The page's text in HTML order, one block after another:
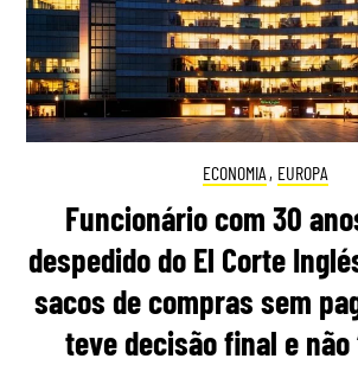
ECONOMIA , EUROPA
Funcionário com 30
despedido do El Corte
sacos de compras sem
teve decisão final e não